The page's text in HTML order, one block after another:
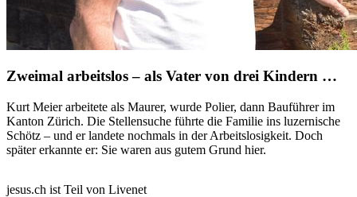
Zweimal arbeitslos – als Vater von drei Kindern …
Kurt Meier arbeitete als Maurer, wurde Polier, dann Bauführer im
Kanton Zürich. Die Stellensuche führte die Familie ins luzernische
Schötz – und er landete nochmals in der Arbeitslosigkeit. Doch
später erkannte er: Sie waren aus gutem Grund hier.
jesus.ch ist Teil von Livenet